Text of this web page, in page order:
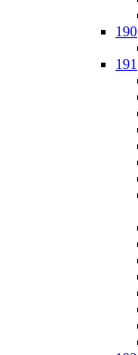
190
191